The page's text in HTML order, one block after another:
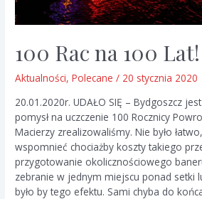
100 Rac na 100 Lat!
Aktualności,Polecane / 20 stycznia 2020
20.01.2020r. UDAŁO SIĘ – Bydgoszcz
pomysł na uczczenie 100 Rocznicy
Macierzy zrealizowaliśmy. Nie było
wspomnieć chociażby koszty takiego
przygotowanie okolicznościowego
zebranie w jednym miejscu ponad setki
było by tego efektu. Sami chyba do